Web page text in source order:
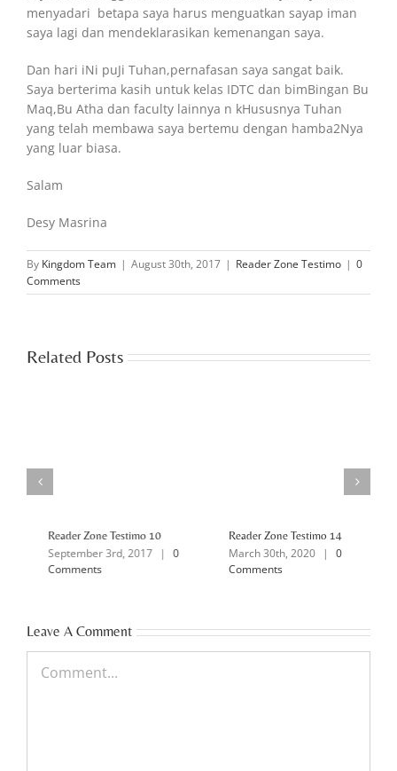
menyadari betapa saya harus menguatkan sayap iman
saya lagi dan mendeklarasikan kemenangan saya.
Dan hari iNi puJi Tuhan,pernafasan saya sangat baik.
Saya berterima kasih untuk kelas IDTC dan bimBingan Bu
Maq,Bu Atha dan faculty lainnya n kHususnya Tuhan
yang telah membawa saya bertemu dengan hamba2Nya
yang luar biasa.
Salam
Desy Masrina
By Kingdom Team | August 30th, 2017 | Reader Zone Testimo | 0
Comments
Related Posts
Reader Zone Testimo 10
September 3rd, 2017 | 0
Comments
Reader Zone Testimo 14
March 30th, 2020 | 0
Comments
Leave A Comment